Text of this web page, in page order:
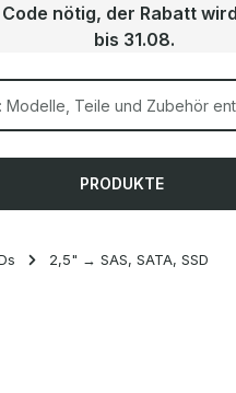
nötig, der Rabatt
bis 31.08.
PRODUKTE
2,5" → SAS, SATA, SSD